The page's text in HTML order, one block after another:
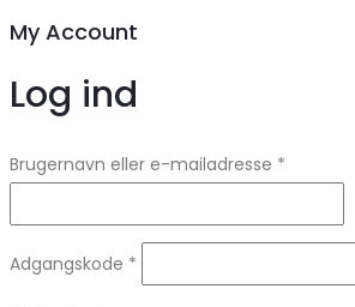
My Account
Log ind
Brugernavn eller e-mailadresse *
Adgangskode *